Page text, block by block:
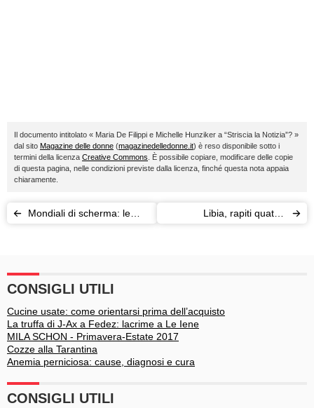
Il documento intitolato « Maria De Filippi e Michelle Hunziker a “Striscia la Notizia”? »
dal sito Magazine delle donne (magazinedelledonne.it) è reso disponibile sotto i
termini della licenza Creative Commons . È possibile copiare, modificare delle copie
di questa pagina, nelle condizioni previste dalla licenza, finché questa nota appaia
chiaramente.
Mondiali di scherma: le
Libia, rapiti quattro
CONSIGLI UTILI
Cucine usate: come orientarsi prima dell’acquisto
La truffa di J-Ax a Fedez: lacrime a Le Iene
MILA SCHON - Primavera-Estate 2017
Cozze alla Tarantina
Anemia perniciosa: cause, diagnosi e cura
CONSIGLI UTILI